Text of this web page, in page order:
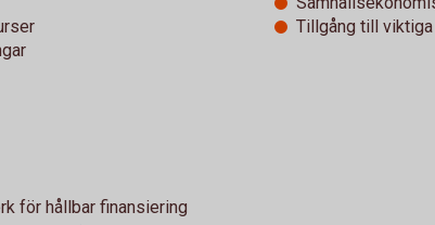
för hållbar finansiering
Tillgång till